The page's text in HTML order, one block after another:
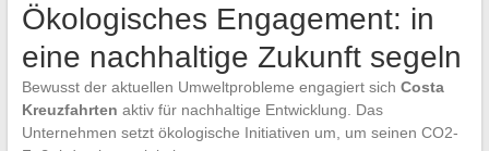
Ökologisches Engagement: in
eine nachhaltige Zukunft segeln
Bewusst der aktuellen Umweltprobleme engagiert sich Costa
Kreuzfahrten aktiv für nachhaltige Entwicklung. Das
Unternehmen setzt ökologische Initiativen um, um seinen CO2-